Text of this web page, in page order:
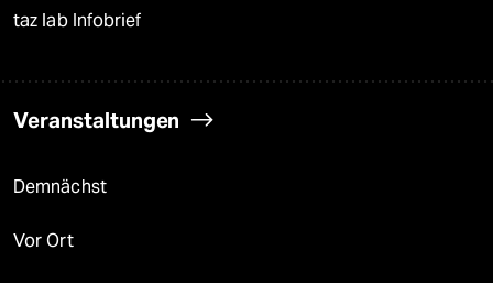
taz lab Infobrief
Veranstaltungen
Demnächst
Vor Ort